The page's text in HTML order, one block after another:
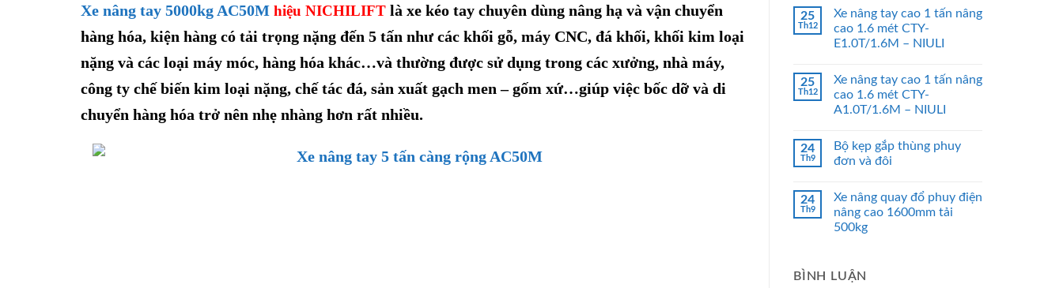
Xe nâng tay 5000kg AC50M hiệu NICHILIFT là xe kéo tay chuyên dùng nâng hạ và vận chuyển
hàng hóa, kiện hàng có tải trọng nặng đến 5 tấn nhưcác khối gỗ, máy CNC, đá khối, khối kim loại
nặng và các loại máy móc, hàng hóa khác…và thường được sử dụng trong các xưởng, nhà máy,
công ty chế biến kim loại nặng, chế tác đá, sản xuất gạch men – gốm xứ…giúp việc bốc dỡ và di
chuyển hàng hóa trở nên nhẹ nhàng hơn rất nhiều.
25
Th12
Xe nâng tay cao 1 tấn nâng
cao 1.6 mét CTY-
E1.0T/1.6M – NIULI
25
Th12
Xe nâng tay cao 1 tấn nâng
cao 1.6 mét CTY-
A1.0T/1.6M – NIULI
24
Th9
Bộ kẹp gắp thùng phuy
đơn và đôi
24
Th9
Xe nâng quay đổ phuy điện
nâng cao 1600mm tải
500kg
BÌNH LUẬN